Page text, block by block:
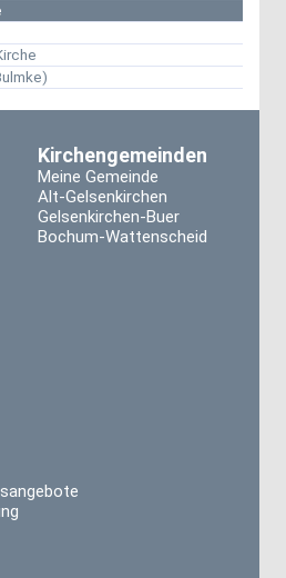
Kirchengemeinden
Meine Gemeinde
Alt-Gelsenkirchen
Gelsenkirchen-Buer
Bochum-Wattenscheid